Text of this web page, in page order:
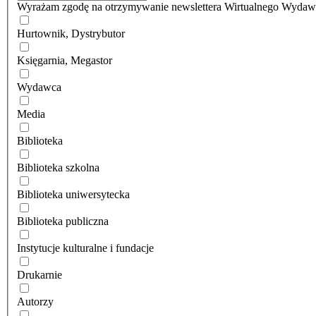
Wyrażam zgodę na otrzymywanie newslettera Wirtualnego
Hurtownik, Dystrybutor
Księgarnia, Megastor
Wydawca
Media
Biblioteka
Biblioteka szkolna
Biblioteka uniwersytecka
Biblioteka publiczna
Instytucje kulturalne i fundacje
Drukarnie
Autorzy